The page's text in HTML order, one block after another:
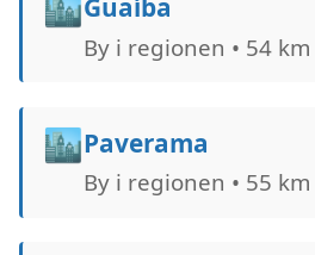
Guaíba
By i regionen • 54 km
🏙️Paverama
By i regionen • 55 km